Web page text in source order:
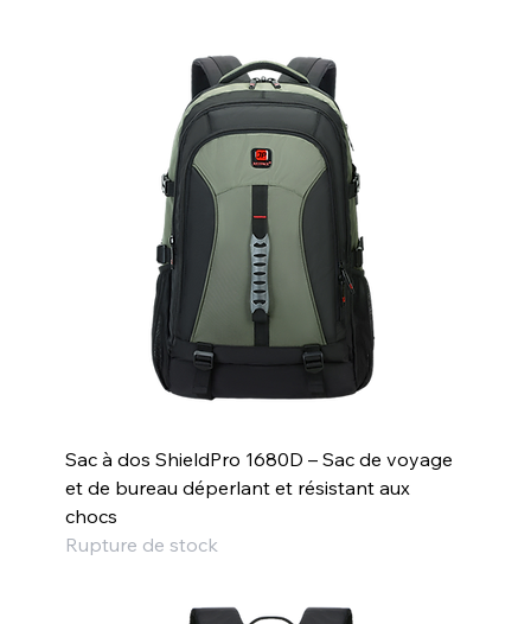
Sac à dos ShieldPro 1680D – Sac de voyage
et de bureau déperlant et résistant aux
chocs
Rupture de stock